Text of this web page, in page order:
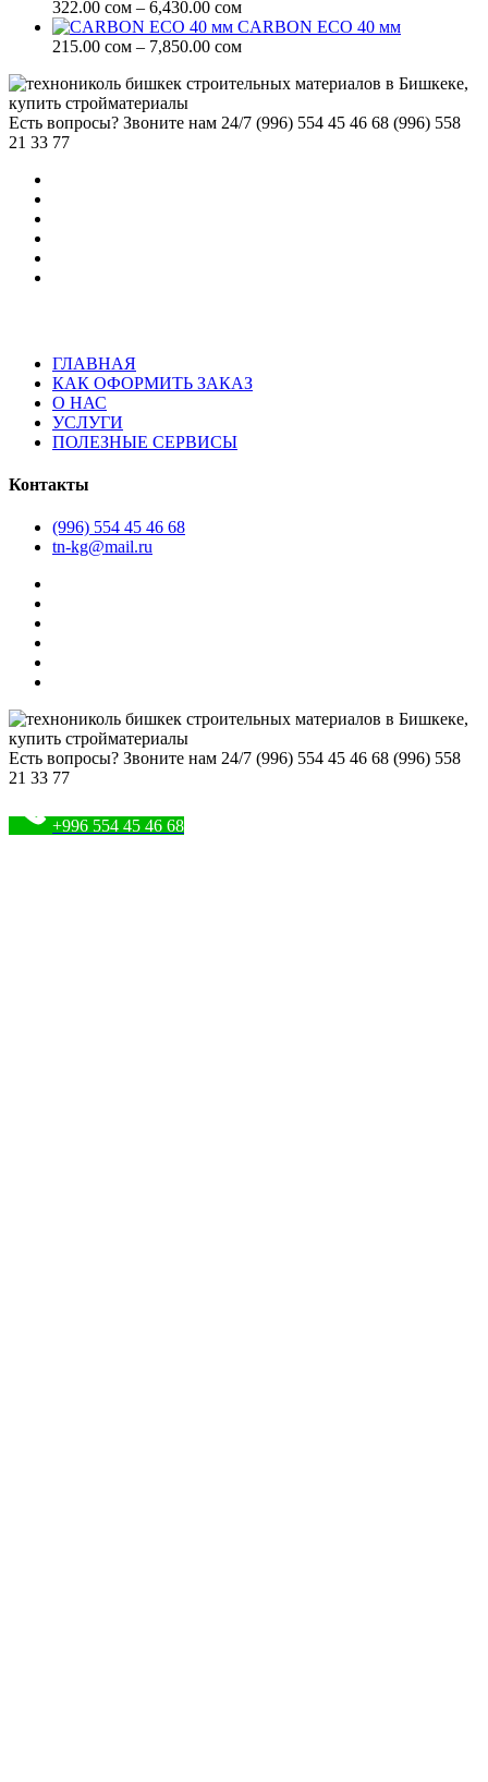
322.00 сом – 6,430.00 сомДиапазон
цен:
322.00 сом
6,430.00 сом
CARBON ECO 40 мм
215.00 сом – 7,850.00 сомДиапазон
215.00 сом
7,850.00 сом
Есть вопросы? Звоните нам 24/7 (996) 554 45 46 68 (996) 558
21 33 77
ГЛАВНАЯ
КАК ОФОРМИТЬ ЗАКАЗ
О НАС
УСЛУГИ
ПОЛЕЗНЫЕ СЕРВИСЫ
Контакты
(996) 554 45 46 68
tn-kg@mail.ru
Есть вопросы? Звоните нам 24/7 (996) 554 45 46 68 (996) 558
21 33 77
+996 554 45 46 68